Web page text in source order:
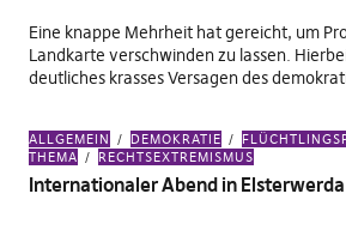
Eine knappe Mehrheit hat gereicht, um
Landkarte verschwinden zu lassen.
deutliches krasses Versagen des
ALLGEMEIN DEMOKRATIE
THEMA
RECHTSEXTREMISMUS
Internationaler Abend in Elsterwerda